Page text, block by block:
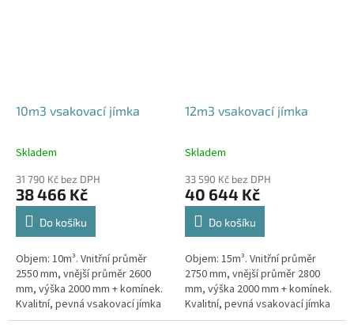
10m3 vsakovací jímka
Průměrné
produktu
je
5,0
hvězdiček.
Skladem
31 790 Kč bez DPH
38 466 Kč
Do košíku
Objem: 10m³. Vnitřní průměr
2550 mm, vnější průměr 2600
mm, výška 2000 mm + komínek.
Kvalitní, pevná vsakovací jímka
(nádrž) bez potřeby
12m3 vsakovací jímka
Průměrné
produktu
je
5,0
hvězdiček.
Skladem
33 590 Kč bez DPH
40 644 Kč
Do košíku
Objem: 15m³. Vnitřní průměr
2750 mm, vnější průměr 2800
mm, výška 2000 mm + komínek.
Kvalitní, pevná vsakovací jímka
(nádrž) bez potřeby